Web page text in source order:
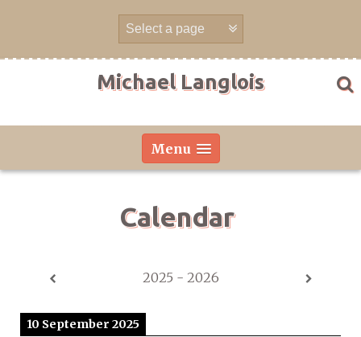
Michael Langlois
Menu
Calendar
2025 - 2026
10 September 2025